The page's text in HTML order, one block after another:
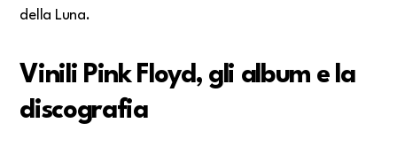
della Luna.
Vinili Pink Floyd, gli album e la
discografia